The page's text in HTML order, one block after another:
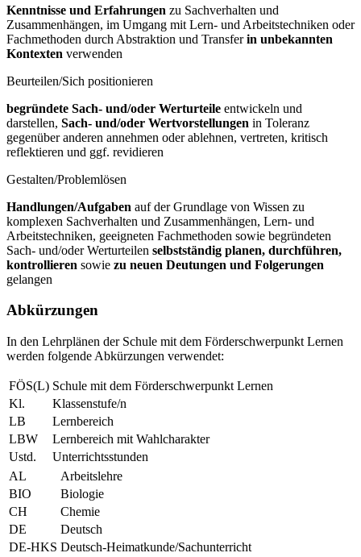
Kenntnisse und Erfahrungen zu Sachverhalten und
Zusammenhängen, im Umgang mit Lern- und Arbeitstechniken oder
Fachmethoden durch Abstraktion und Transferin unbekannten
Kontexten verwenden
Beurteilen/Sich positionieren
begründete Sach- und/oder Werturteile entwickeln und
darstellen, Sach- und/oder Wertvorstellungen in Toleranz
gegenüber anderen annehmen oder ablehnen, vertreten, kritisch
reflektieren und ggf. revidieren
Gestalten/Problemlösen
Handlungen/Aufgaben auf der Grundlage von Wissen zu
komplexen Sachverhalten und Zusammenhängen, Lern- und
Arbeitstechniken, geeigneten Fachmethoden sowie begründeten
Sach- und/oder Werturteilen selbstständig planen, durchführen,
kontrollieren sowie zu neuen Deutungen und Folgerungen
gelangen
Abkürzungen
In den Lehrplänen der Schule mit dem Förderschwerpunkt Lernen
werden folgende Abkürzungen verwendet:
FÖS(L) Schule mit dem Förderschwerpunkt Lernen
Kl.
Klassenstufe/n
LB
Lernbereich
LBW
Lernbereich mit Wahlcharakter
Ustd.
Unterrichtsstunden
AL
Arbeitslehre
BIO
Biologie
CH
Chemie
DE
Deutsch
DE-HKS Deutsch-Heimatkunde/Sachunterricht